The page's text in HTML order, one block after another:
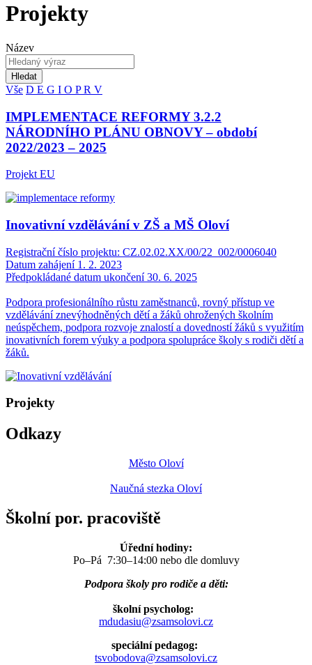
Projekty
Název
Hledat
Vše D E G I O PR V
IMPLEMENTACE REFORMY 3.2.2
NÁRODNÍHO PLÁNU OBNOVY – období
2022/2023 – 2025
Projekt EU
Inovativní vzdělávání v ZŠ a MŠ Oloví
Registrační číslo projektu: CZ.02.02.XX/00/22_002/0006040
Datum zahájení 1. 2. 2023
Předpokládané datum ukončení 30. 6. 2025
Podpora profesionálního růstu zaměstnanců, rovný přístup ve
vzdělávání znevýhodněných dětí a žáků ohrožených školním
neúspěchem, podpora rozvoje znalostí a dovedností žáků s využitím
inovativních forem výuky a podpora spolupráce školy s rodiči dětí a
žáků.
Projekty
Odkazy
Město Oloví
Naučná stezka Oloví
Školní por. pracoviště
Úřední hodiny:
Po–Pá 7:30–14:00 nebo dle domluvy
Podpora školy pro rodiče a děti:
školní psycholog:
mdudasiu@zsamsolovi.cz
speciální pedagog:
tsvobodova@zsamsolovi.cz